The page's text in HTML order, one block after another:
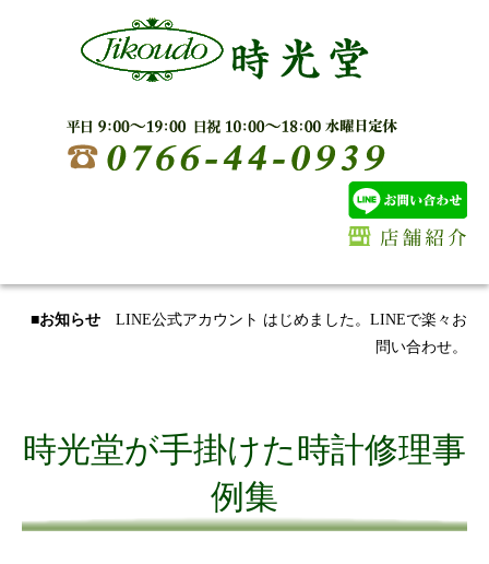
■お知らせ LINE公式アカウント はじめました。LINEで楽々お
問い合わせ。
時光堂が手掛けた時計修理事
例集